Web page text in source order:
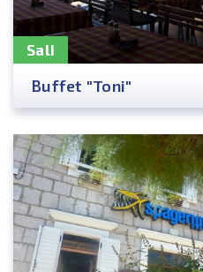
Sali
Buffet "Toni"